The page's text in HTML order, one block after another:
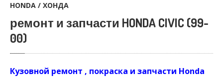
HONDA / ХОНДА
ремонт и запчасти HONDA CIVIC (99-
00)
Кузовной ремонт , покраска и запчасти Honda